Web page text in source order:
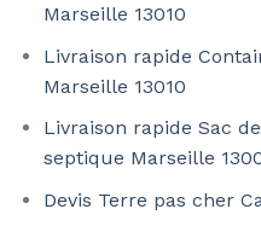
Marseille 13010
Livraison rapide
Marseille 13010
Livraison rapide Sac
septique Marseille
Devis Terre pas cher